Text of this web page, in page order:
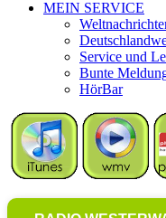
MEIN SERVICE
Service und
Bunte
HörBar